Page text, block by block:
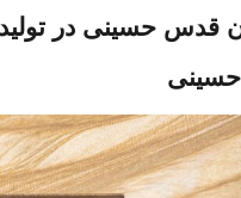
قدس حسینی در
حسینی